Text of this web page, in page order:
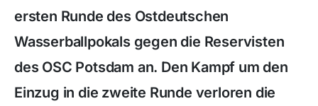
ersten Runde des Ostdeutschen
Wasserballpokals gegen die Reservisten
des OSC Potsdam an. Den Kampf um den
Einzug in die zweite Runde verloren die